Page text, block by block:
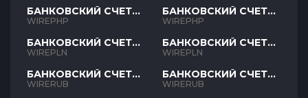
БАНКОВСКИЙ СЧЕТ
PHP
WIREPHP
БАНКОВСКИЙ СЧЕТ
PLN
WIREPLN
БАНКОВСКИЙ СЧЕТ
RUB
WIRERUB
БАНКОВСКИЙ СЧЕТ
PHP
WIREPHP
БАНКОВСКИЙ СЧЕТ
PLN
WIREPLN
БАНКОВСКИЙ СЧЕТ
RUB
WIRERUB